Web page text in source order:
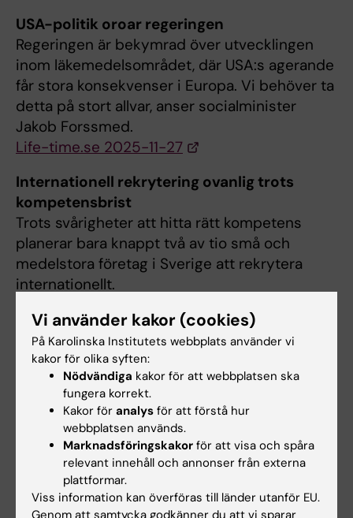
USA-politik oroar regeringen
Regeringen är bekymrad över utvecklingen
inom läkemedelsområdet, där USA:s agerande
får stora konsekvenser i Europa. Vi behöver ta
detta på stort allvar, anser socialminister
Jakob Forssmed.
Life-time.se 2025-11-27
Internationell rekrytering ovanlig trots
kompetensbrist
Trots svårigheter att hitta rätt kompetens
planerar bara knappt två av tio små och
medelstora företag i Sverige att rekrytera
internationellt.
European Health Data Space (EHDS) rycker
närmare – hög tid för medicinteknikbolagen
att agera
EU:s nya krav på delning av hälsodata innebär
en omfattande omställning för
medtechbranschen, menar den nationella
samordnaren Tomas Werngren.
Medtech Magazine 2025-11-27
Vi använder kakor (cookies)
På Karolinska Institutets webbplats använder vi
kakor för olika syften:
Nödvändiga kakor för att webbplatsen ska
fungera korrekt.
Kakor för analys för att förstå hur
webbplatsen används.
Marknadsföringskakor för att visa och spåra
relevant innehåll och annonser från externa
plattformar.
Viss information kan överföras till länder utanför EU.
Genom att samtycka godkänner du att vi sparar